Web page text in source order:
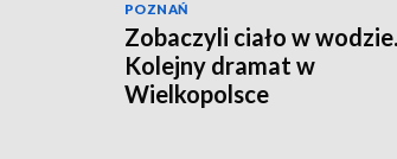
POZNAŃ
Zobaczyli ciało w wodzie.
Kolejny dramat w
Wielkopolsce